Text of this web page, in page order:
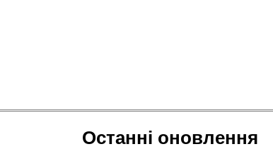
Останні оновлення